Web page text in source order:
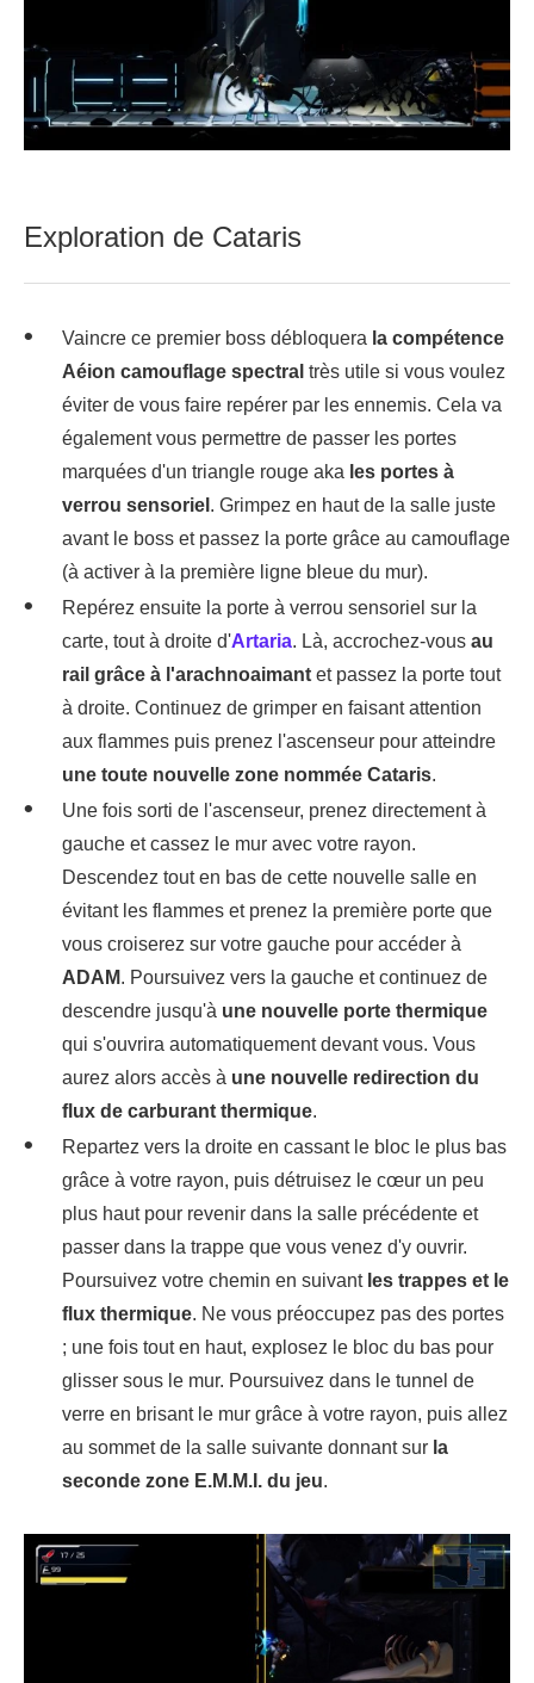
Exploration de Cataris
Vaincre ce premier boss débloquera la compétence
Aéion camouflage spectral très utile si vous voulez
éviter de vous faire repérer par les ennemis. Cela va
également vous permettre de passer les portes
marquées d'un triangle rouge aka les portes à
verrou sensoriel . Grimpez en haut de la salle juste
avant le boss et passez la porte grâce au camouflage
(à activer à la première ligne bleue du mur).
Repérez ensuite la porte à verrou sensoriel sur la
carte, tout à droite d'Artaria. Là, accrochez-vous au
rail grâce à l'arachnoaimant et passez la porte tout
à droite. Continuez de grimper en faisant attention
aux flammes puis prenez l'ascenseur pour atteindre
une toute nouvelle zone nommée Cataris.
Une fois sorti de l'ascenseur, prenez directement à
gauche et cassez le mur avec votre rayon.
Descendez tout en bas de cette nouvelle salle en
évitant les flammes et prenez la première porte que
vous croiserez sur votre gauche pour accéder à
ADAM. Poursuivez vers la gauche et continuez de
descendre jusqu'à une nouvelle porte thermique
qui s'ouvrira automatiquement devant vous. Vous
aurez alors accès à une nouvelle redirection du
flux de carburant thermique.
Repartez vers la droite en cassant le bloc le plus bas
grâce à votre rayon, puis détruisez le cœur un peu
plus haut pour revenir dans la salle précédente et
passer dans la trappe que vous venez d'y ouvrir.
Poursuivez votre chemin en suivant les trappes et le
flux thermique. Ne vous préoccupez pas des portes
; une fois tout en haut, explosez le bloc du bas pour
glisser sous le mur. Poursuivez dans le tunnel de
verre en brisant le mur grâce à votre rayon, puis allez
au sommet de la salle suivante donnant sur la
seconde zone E.M.M.I. du jeu.